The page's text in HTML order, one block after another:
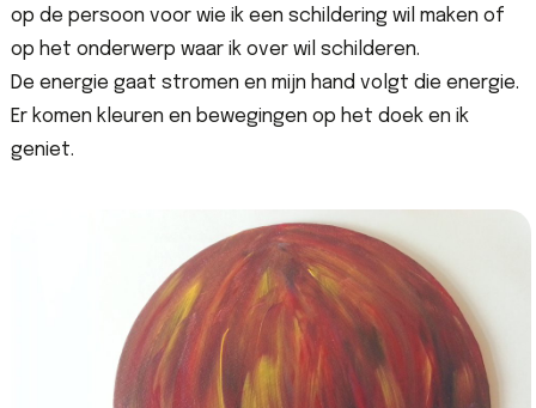
op de persoon voor wie ik een schildering wil maken of
op het onderwerp waar ik over wil schilderen.
De energie gaat stromen en mijn hand volgt die energie.
Er komen kleuren en bewegingen op het doek en ik
geniet.